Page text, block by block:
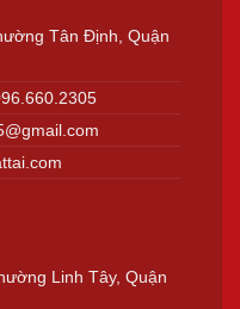
Tân Định, Quận
Linh Tây, Quận